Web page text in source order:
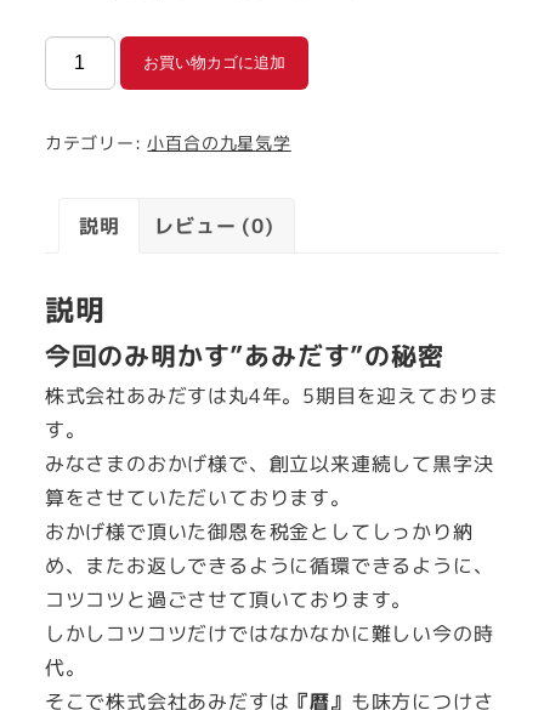
【動
画
座】
乗
ろ
う！
暦
を
味
方
に
付
け
る
講
座
お買い物カゴに追加
カテゴリー:小百合の九星気学
説明 レビュー (0)
説明
今回のみ明かす”あみだす”の秘密
株式会社あみだすは丸4年。5期目を迎えておりま
す。
みなさまのおかげ様で、創立以来連続して黒字決
算をさせていただいております。
おかげ様で頂いた御恩を税金としてしっかり納
め、またお返しできるように循環できるように、
コツコツと過ごさせて頂いております。
しかしコツコツだけではなかなかに難しい今の時
代。
そこで株式会社あみだすは 『暦』 も味方につけさ